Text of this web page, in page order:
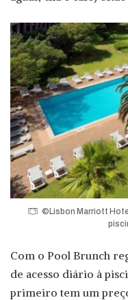
©Lisbon Marriott
Com o Pool Brunch
de acesso diário à
primeiro tem um